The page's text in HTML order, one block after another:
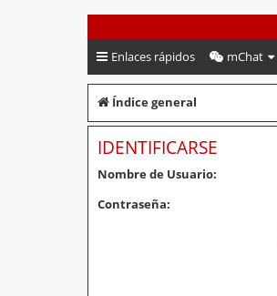
PeruVoley.com
Enlaces rápidos mChat
Índice general
IDENTIFICARSE
Nombre de Usuario:
Contraseña: